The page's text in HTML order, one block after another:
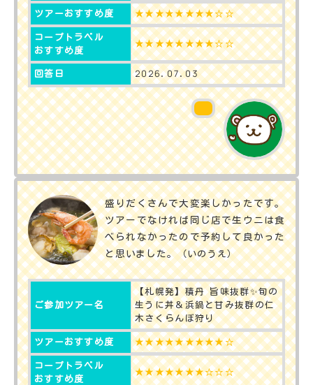
ツアーおすすめ度 ★★★★★★★★☆☆
コープトラベル
おすすめ度
★★★★★★★★☆☆
回答日 2026.07.03
盛りだくさんで大変楽しかったです。
ツアーでなければ同じ店で生ウニは食
べられなかったので予約して良かった
と思いました。（いのうえ）
ご参加ツアー名
【札幌発】積丹 旨味抜群✨️旬の
生うに丼＆浜鍋と甘み抜群の仁
木さくらんぼ狩り
ツアーおすすめ度 ★★★★★★★★★☆
コープトラベル
おすすめ度
★★★★★★★☆☆☆